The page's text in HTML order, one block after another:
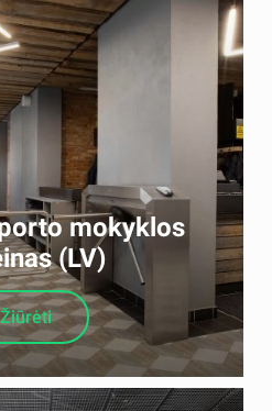
mokyklos
(LV)
Žiūrėti